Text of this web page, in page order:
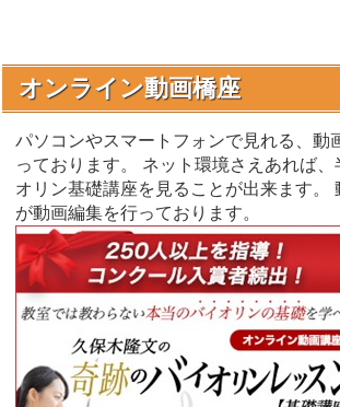
オンライン動画橋座
パソコンやスマートフォンで見れる、動
っております。 ネット環境さえあれば、
オリン基礎講座を見ることが出来ます。
が動画編集を行っております。